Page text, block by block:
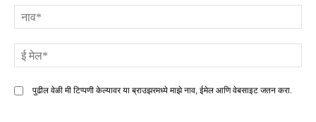
पुढील वेळी मी टिप्पणी केल्यावर या ब्राउझरमध्ये माझे नाव, ईमेल आणि वेबसाइट जतन करा.